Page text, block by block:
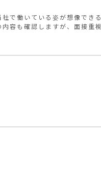
で働いている姿が想像できる
容も確認しますが、面接重